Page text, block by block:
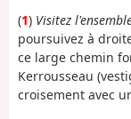
(1) Visitez
poursuivez à
ce large chemin
Kerrousseau
croisement avec